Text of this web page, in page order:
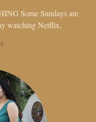
Some Sundays are
watching Netflix,